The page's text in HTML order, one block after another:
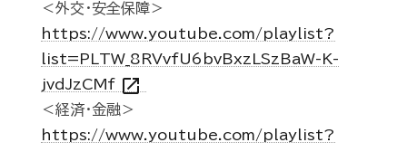
＜外交・安全保障＞
https://www.youtube.com/playlist?
list=PLTW_8RVvfU6bvBxzLSzBaW-K-
jvdJzCMf open_in_new
＜経済・金融＞
https://www.youtube.com/playlist?